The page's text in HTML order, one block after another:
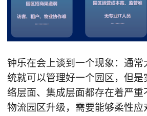
钟乐在会上谈到一个现象：通常
统就可以管理好一个园区，但是
络层面、集成层面都存在着严重
物流园区升级，需要能够柔性应